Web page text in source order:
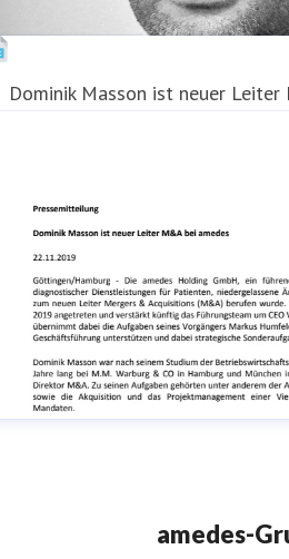
Dominik Masson ist neuer Leiter
amedes-